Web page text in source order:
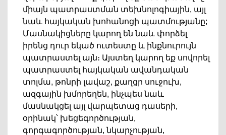
միայն պատրաստման տեխնոլոգիային, այլ
նաև հայկական խոհանոցի պատմությանը;
Մասնակիցները կարող են նաև փորձել
իրենց դուր եկած ուտեստը և ինքնուրույն
պատրաստել այն։ Այստեղ կարող եք սովորել
պատրաստել հայկական ավանդական
տոլմա, թոնրի լավաշ, քաղցր սուջուխ,
ազգային խմորեղեն, ինչպես նաև
մասնակցել այլ վարպետաց դասերի,
օրինակ՝ խեցեգործության,
գորգագործության, նկարչության,